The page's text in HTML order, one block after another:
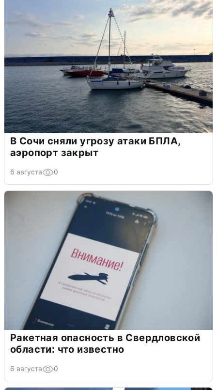
В Сочи сняли угрозу атаки БПЛА,
аэропорт закрыт
6 августа 0
Ракетная опасность в Свердловской
области: что известно
6 августа 0